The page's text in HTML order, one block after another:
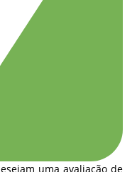
uma avaliação de